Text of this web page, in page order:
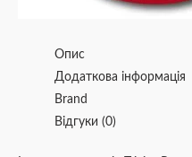
Опис
Додаткова інформація
Brand
Відгуки (0)